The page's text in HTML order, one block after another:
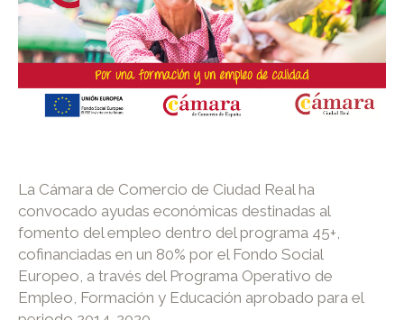
La Cámara de Comercio de Ciudad Real ha
convocado ayudas económicas destinadas al
fomento del empleo dentro del programa 45+,
cofinanciadas en un 80% por el Fondo Social
Europeo, a través del Programa Operativo de
Empleo, Formación y Educación aprobado para el